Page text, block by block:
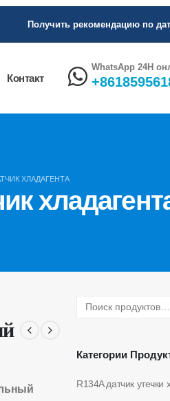
Получить рекомендацию по
Контакт
WhatsApp 24H
ХЛАДАГЕНТА
Категории
R134A датчик утечки